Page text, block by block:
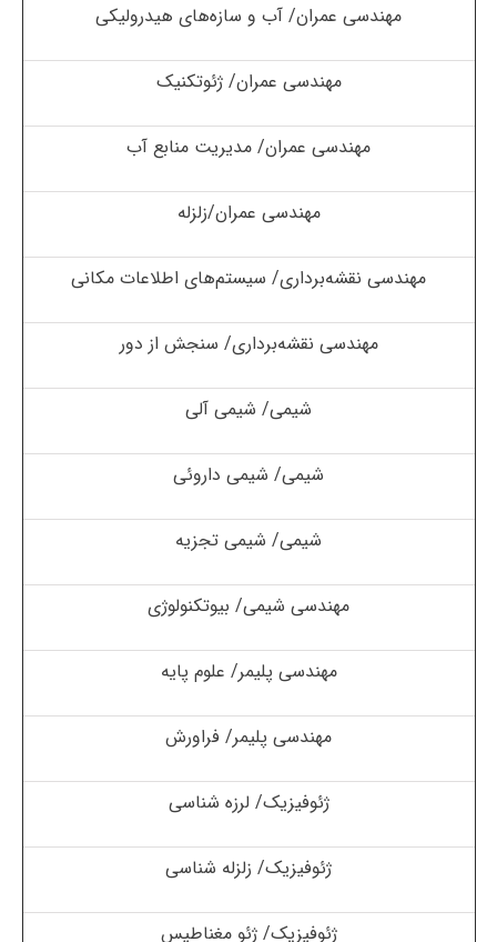
مهندسی عمران/ آب و سازه‌های هیدرولیکی
مهندسی عمران/ ژئوتکنیک
مهندسی عمران/ مدیریت منابع آب
مهندسی عمران/زلزله
مهندسی نقشه‌برداری/ سیستم‌های اطلاعات مکانی
مهندسی نقشه‌برداری/ سنجش از دور
شیمی/ شیمی آلی
شیمی/ شیمی داروئی
شیمی/ شیمی تجزیه
مهندسی شیمی/ بیوتکنولوژی
مهندسی پلیمر/ علوم پایه
مهندسی پلیمر/ فراورش
ژئوفیزیک/ لرزه شناسی
ژئوفیزیک/ زلزله شناسی
ژئوفیزیک/ ژئو مغناطیس